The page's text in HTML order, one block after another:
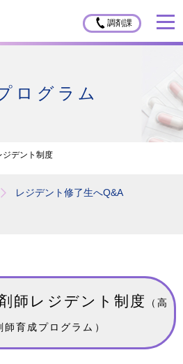
調剤課
ログラム
デント制度
レジデント修了生へQ&A
師レジデント制度 （高
師育成プログラム）